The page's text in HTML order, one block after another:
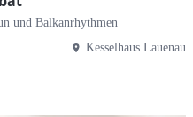
und Balkanrhythmen
Kesselhaus Lauenau